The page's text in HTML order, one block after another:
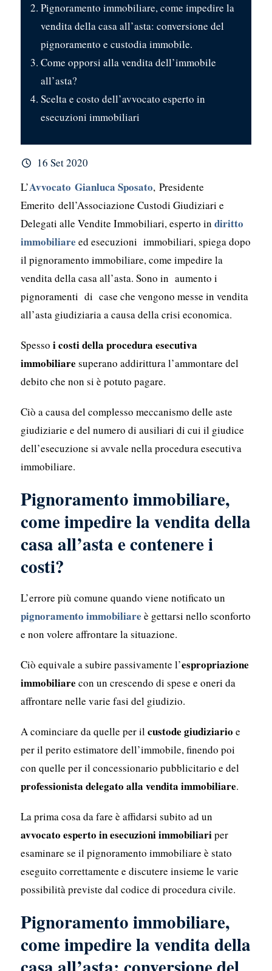
Pignoramento immobiliare, come impedire la
vendita della casa all’asta: conversione del
pignoramento e custodia immobile.
Come opporsi alla vendita dell’immobile
all’asta?
Scelta e costo dell’avvocato esperto in
esecuzioni immobiliari
16 Set 2020
L’Avvocato Gianluca Sposato, Presidente
Emerito dell’Associazione Custodi Giudiziari e
Delegati alle Vendite Immobiliari, esperto in diritto
immobiliare ed esecuzioni immobiliari, spiega dopo
il pignoramento immobiliare, come impedire la
vendita della casa all’asta. Sono in aumento i
pignoramenti di case che vengono messe in vendita
all’asta giudiziaria a causa della crisi economica.
Spesso i costi della procedura esecutiva
immobiliare superano addirittura l’ammontare del
debito che non si è potuto pagare.
Ciò a causa del complesso meccanismo delle aste
giudiziarie e del numero di ausiliari di cui il giudice
dell’esecuzione si avvale nella procedura esecutiva
immobiliare.
Pignoramento immobiliare,
come impedire la vendita della
casa all’asta e contenere i
costi?
L’errore più comune quando viene notificato un
pignoramento immobiliare è gettarsi nello sconforto
e non volere affrontare la situazione.
Ciò equivale a subire passivamente l’espropriazione
immobiliare con un crescendo di spese e oneri da
affrontare nelle varie fasi del giudizio.
A cominciare da quelle per ilcustode giudiziario e
per il perito estimatore dell’immobile, finendo poi
con quelle per il concessionario pubblicitario e del
professionista delegato alla vendita immobiliare.
La prima cosa da fare è affidarsi subito ad un
avvocato esperto in esecuzioni immobiliariper
esaminare se il pignoramento immobiliare è stato
eseguito correttamente e discutere insieme le varie
possibilità previste dal codice di procedura civile.
Pignoramento immobiliare,
come impedire la vendita della